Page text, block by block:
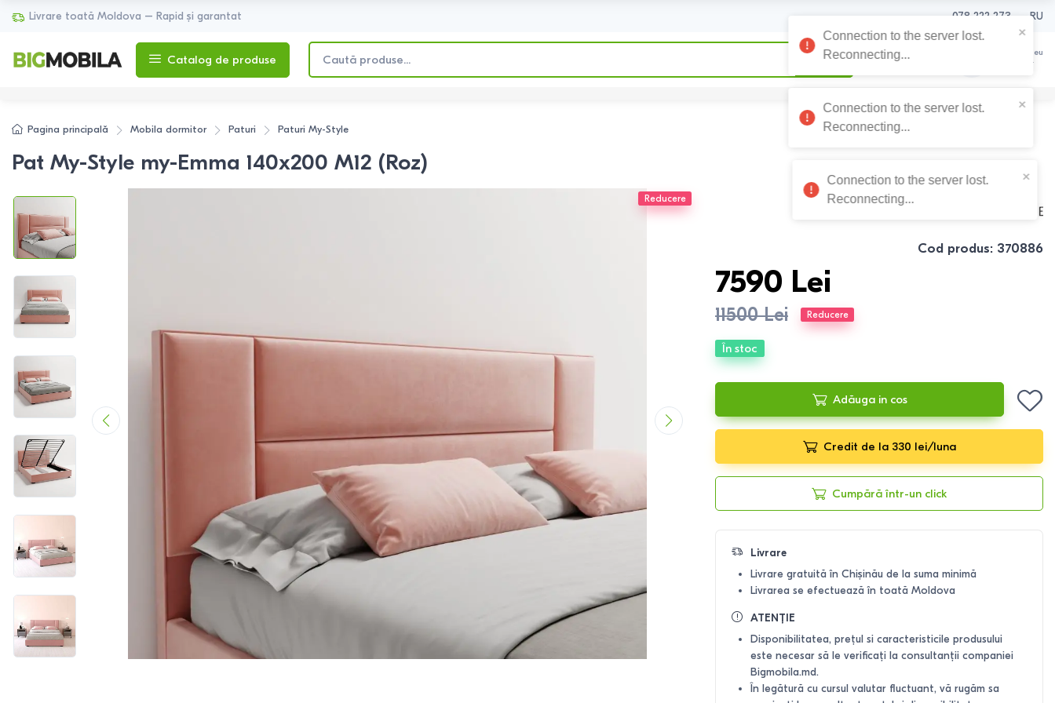
Livrare toată Moldova – Rapid și garantat 078 222 273 RU
Catalog de produse
Coșul meu
Pagina principală Mobila dormitor Paturi Paturi My-Style
Pat My-Style my-Emma 140x200 M12 (Roz)
Reducere
Cod produs: 370886
7590 Lei
11500 Lei Reducere
În stoc
Adăuga in cos
Credit de la 330 lei/luna
Cumpără într-un click
Livrare
Livrare gratuită în Chișinău de la suma minimă
Livrarea se efectuează în toată Moldova
ATENȚIE
Disponibilitatea, prețul si caracteristicile produsului
este necesar să le verificați la consultanții companiei
Bigmobila.md.
În legătură cu cursul valutar fluctuant, vă rugăm sa